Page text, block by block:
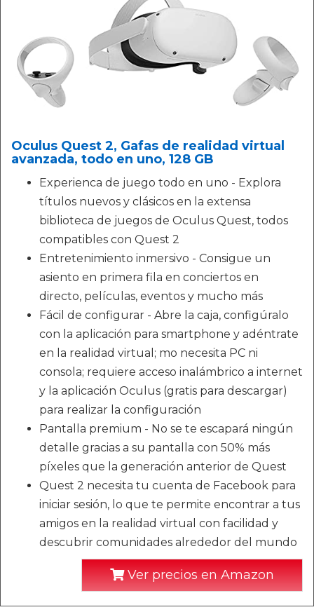
Oculus Quest 2, Gafas de realidad virtual
avanzada, todo en uno, 128 GB
Experienca de juego todo en uno - Explora
títulos nuevos y clásicos en la extensa
biblioteca de juegos de Oculus Quest, todos
compatibles con Quest 2
Entretenimiento inmersivo - Consigue un
asiento en primera fila en conciertos en
directo, películas, eventos y mucho más
Fácil de configurar - Abre la caja, configúralo
con la aplicación para smartphone y adéntrate
en la realidad virtual; mo necesita PC ni
consola; requiere acceso inalámbrico a internet
y la aplicación Oculus (gratis para descargar)
para realizar la configuración
Pantalla premium - No se te escapará ningún
detalle gracias a su pantalla con 50% más
píxeles que la generación anterior de Quest
Quest 2 necesita tu cuenta de Facebook para
iniciar sesión, lo que te permite encontrar a tus
amigos en la realidad virtual con facilidad y
descubrir comunidades alrededor del mundo
Ver precios en Amazon